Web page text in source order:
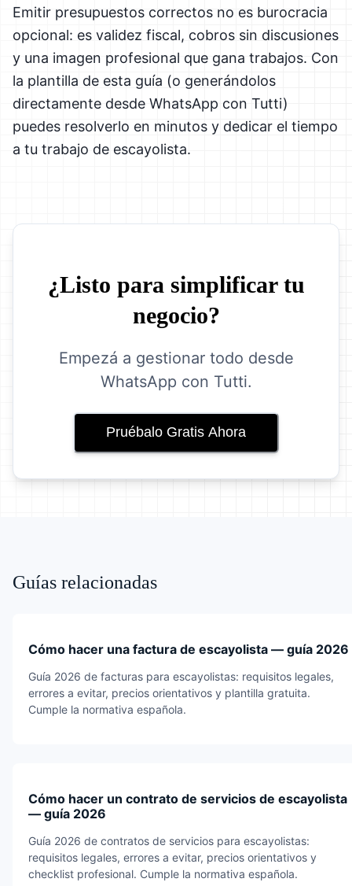
Emitir presupuestos correctos no es burocracia
opcional: es validez fiscal, cobros sin discusiones
y una imagen profesional que gana trabajos. Con
la plantilla de esta guía (o generándolos
directamente desde WhatsApp con Tutti)
puedes resolverlo en minutos y dedicar el tiempo
a tu trabajo de escayolista.
¿Listo para simplificar tu
negocio?
Empezá a gestionar todo desde
WhatsApp con Tutti.
Pruébalo Gratis Ahora
Guías relacionadas
Cómo hacer una factura de escayolista — guía 2026
Guía 2026 de facturas para escayolistas: requisitos legales,
errores a evitar, precios orientativos y plantilla gratuita.
Cumple la normativa española.
Cómo hacer un contrato de servicios de escayolista
— guía 2026
Guía 2026 de contratos de servicios para escayolistas:
requisitos legales, errores a evitar, precios orientativos y
checklist profesional. Cumple la normativa española.